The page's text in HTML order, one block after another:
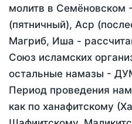
молитв в Семёновском
(пятничный), Аср
Магриб, Иша -
Союз исламских
остальные намазы -
Период проведения
как по ханафитскому